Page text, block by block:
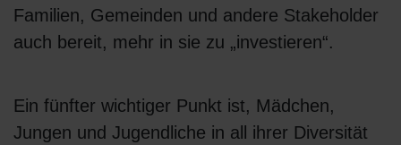
Familien, Gemeinden und andere Stakeholder
auch bereit, mehr in sie zu „investieren“.
Ein fünfter wichtiger Punkt ist, Mädchen,
Jungen und Jugendliche in all ihrer Diversität